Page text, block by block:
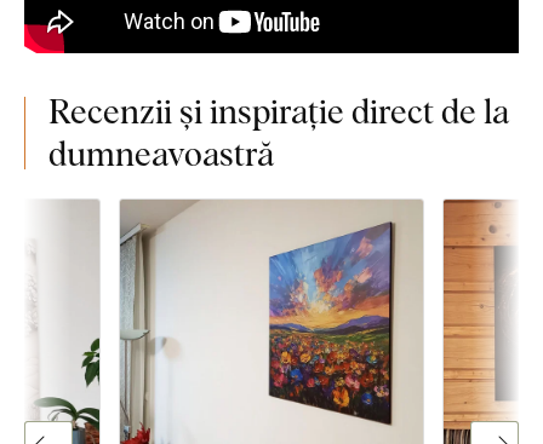
Recenzii și inspirație direct de la
dumneavoastră